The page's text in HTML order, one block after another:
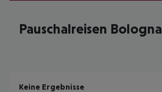
Pauschalreisen Bologna
Keine Ergebnisse